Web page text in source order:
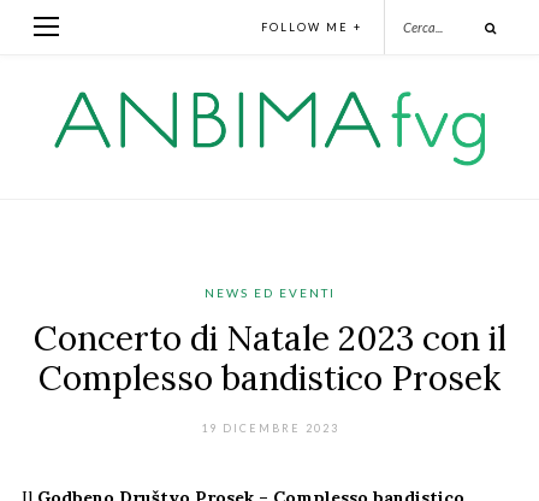
FOLLOW ME +
NEWS ED EVENTI
Concerto di Natale 2023 con il
Complesso bandistico Prosek
19 DICEMBRE 2023